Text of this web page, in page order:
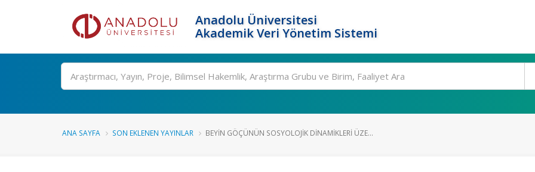
Anadolu Üniversitesi
Akademik Veri Yönetim Sistemi
Ara
ANA SAYFA SON EKLENEN YAYINLAR BEYIN GÖÇÜNÜN SOSYOLOJIK DINAMIKLERI ÜZE...